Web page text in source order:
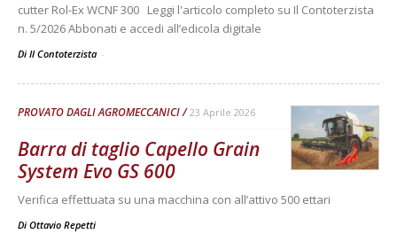
cutter Rol-Ex WCNF 300 Leggi l'articolo completo su Il Contoterzista
n. 5/2026 Abbonati e accedi all’edicola digitale
Di Il Contoterzista -
PROVATO DAGLI AGROMECCANICI 23 Aprile 2026
Barra di taglio Capello Grain
System Evo GS 600
Verifica effettuata su una macchina con all’attivo 500 ettari
Di Ottavio Repetti